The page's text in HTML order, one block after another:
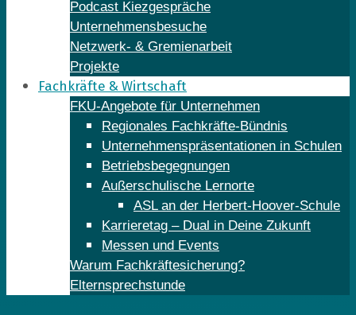
Podcast Kiezgespräche
Unternehmensbesuche
Netzwerk- & Gremienarbeit
Projekte
Fachkräfte & Wirtschaft
FKU-Angebote für Unternehmen
Regionales Fachkräfte-Bündnis
Unternehmenspräsentationen in Schulen
Betriebsbegegnungen
Außerschulische Lernorte
ASL an der Herbert-Hoover-Schule
Karrieretag – Dual in Deine Zukunft
Messen und Events
Warum Fachkräftesicherung?
Elternsprechstunde